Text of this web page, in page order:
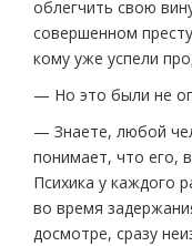
облегчить свою
совершенном
кому уже успели
— Но это были не
— Знаете, любой
понимает, что его,
Психика у каждого
во время
досмотре, сразу